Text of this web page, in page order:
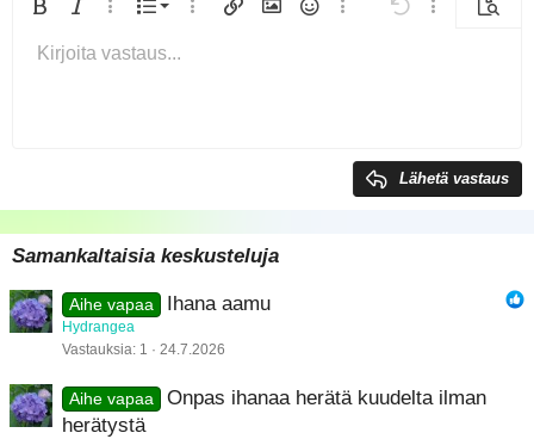
LihavoituKursivoitu
Lisää vaihtoehtoja...
Lista
Järjestetty lista
Lisää vaihtoehtoja...
Lisää linkki
Lisää kuva
HymiötLisää vaihtoehtoja...
KumoaLisää
Fontin koko
9
22
Tekstin väri
KirjasintyyliArial
Times New Roman
Trebuchet MS
Verdana
Yliviivattu
OjennusTasaa vasemmalle
Kappalemuoto
Normal
Lisää GIF
LainausLisää video/media
Lisää taulukko
Lisää vaakasuora viiva
Uudelleen
Vaihda BB-koodiin tai pois
Poista muotoilu
Luonnokset
Kirjoita vastaus...
Lähetä vastaus
Samankaltaisia keskusteluja
Aihe vapaa Ihana aamu
Hydrangea
Vastauksia 1 24.7.2026
Aihe vapaa
Onpas ihanaa herätä kuudelta ilman
herätystä